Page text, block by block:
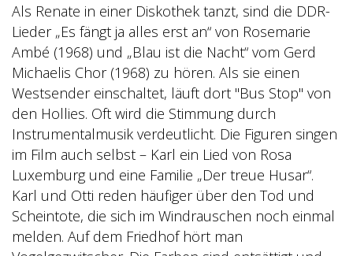
Als Renate in einer Diskothek tanzt, sind die DDR-
Lieder „Es fängt ja alles erst an“ von Rosemarie
Ambé (1968) und „Blau ist die Nacht“ vom Gerd
Michaelis Chor (1968) zu hören. Als sie einen
Westsender einschaltet, läuft dort "Bus Stop" von
den Hollies. Oft wird die Stimmung durch
Instrumentalmusik verdeutlicht. Die Figuren singen
im Film auch selbst – Karl ein Lied von Rosa
Luxemburg und eine Familie „Der treue Husar“.
Karl und Otti reden häufiger über den Tod und
Scheintote, die sich im Windrauschen noch einmal
melden. Auf dem Friedhof hört man